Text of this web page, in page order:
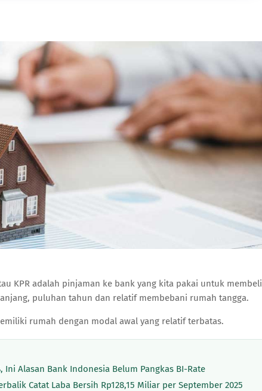
KPR adalah pinjaman ke bank yang kita pakai untuk membeli
puluhan tahun dan relatif membebani rumah tangga.
rumah dengan modal awal yang relatif terbatas.
Ini Alasan Bank Indonesia Belum Pangkas BI-Rate
Catat Laba Bersih Rp128,15 Miliar per September 2025